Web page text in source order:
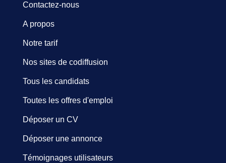
Contactez-nous
A propos
Notre tarif
Nos sites de codiffusion
Tous les candidats
Toutes les offres d'emploi
Déposer un CV
Déposer une annonce
Témoignages utilisateurs